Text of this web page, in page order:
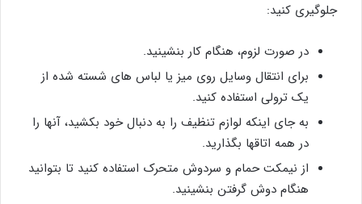
جلوگیری کنید:
در صورت لزوم، هنگام کار بنشینید.
برای انتقال وسایل روی میز یا لباس های شسته شده از
یک ترولی استفاده کنید.
به جای اینکه لوازم تنظیف را به دنبال خود بکشید، آنها را
در همه اتاقها بگذارید.
از نیمکت حمام و سردوش متحرک استفاده کنید تا بتوانید
هنگام دوش گرفتن بنشینید.